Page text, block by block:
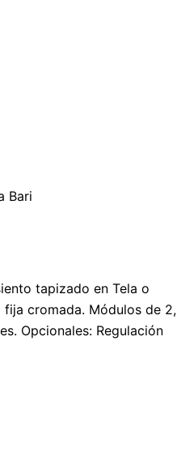
Bari
tapizado en Tela o
fija cromada. Módulos de 2,
Opcionales: Regulación